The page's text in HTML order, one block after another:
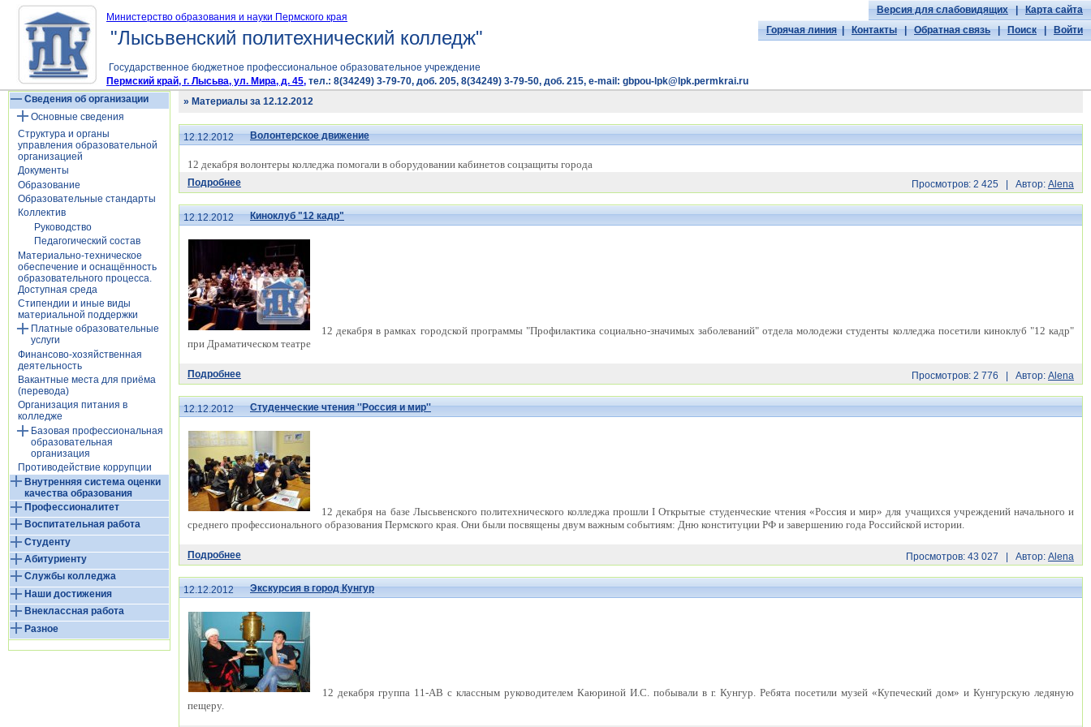
Министерство образования и науки Пермского края
"Лысьвенский политехнический колледж"
Версия для слабовидящих|Карта сайта
Горячая линия|Контакты|Обратная связь|Поиск|Войти
Государственное бюджетное профессиональное образовательное учреждение
Пермский край, г. Лысьва, ул. Мира, д. 45, тел.: 8(34249) 3-79-70, доб. 205, 8(34249) 3-79-50, доб. 215, e-mail: gbpou-lpk@lpk.permkrai.ru
Сведения об организации
Основные сведения
Структура и органы
управления образовательной
организацией
Документы
Образование
Образовательные стандарты
Коллектив
Руководство
Педагогический состав
Материально-техническое
обеспечение и оснащённость
образовательного процесса.
Доступная среда
Стипендии и иные виды
материальной поддержки
Платные образовательные
услуги
Финансово-хозяйственная
деятельность
Вакантные места для приёма
(перевода)
Организация питания в
колледже
Базовая профессиональная
образовательная
организация
Противодействие коррупции
Внутренняя система оценки
качества образования
Профессионалитет
Воспитательная работа
Студенту
Абитуриенту
Службы колледжа
Наши достижения
Внеклассная работа
Разное
» Материалы за 12.12.2012
12.12.2012 Волонтерское движение
12 декабря волонтеры колледжа помогали в оборудовании кабинетов соцзащиты города
Подробнее Просмотров: 2 425 | Автор: Alena
12.12.2012 Киноклуб "12 кадр"
12 декабря в рамках городской программы "Профилактика социально-значимых заболеваний" отдела молодежи студенты колледжа посетили киноклуб "12 кадр"
при Драматическом театре
Подробнее Просмотров: 2 776 | Автор: Alena
12.12.2012 Студенческие чтения ''Россия и мир''
12 декабря на базе Лысьвенского политехнического колледжа прошли I Открытые студенческие чтения «Россия и мир» для учащихся учреждений начального и
среднего профессионального образования Пермского края. Они были посвящены двум важным событиям: Дню конституции РФ и завершению года Российской истории.
Подробнее Просмотров: 43 027 | Автор: Alena
12.12.2012 Экскурсия в город Кунгур
12 декабря группа 11-АВ с классным руководителем Каюриной И.С. побывали в г. Кунгур. Ребята посетили музей «Купеческий дом» и Кунгурскую ледяную
пещеру.